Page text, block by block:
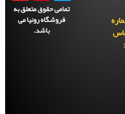
تمامی حقوق متعلق به
فروشگاه رونیا می
باشد.